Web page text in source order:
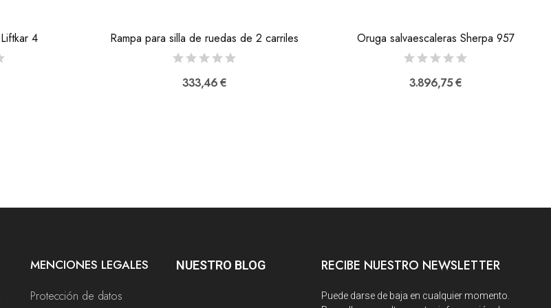
4 Rampa para silla de ruedas de 2 carriles
333,46 €
Oruga salvaescaleras Sherpa 957
3.896,75 €
MENCIONES LEGALES
Protección de datos
NUESTRO BLOG RECIBE NUESTRO NEWSLETTER
Puede darse de baja en cualquier momento.